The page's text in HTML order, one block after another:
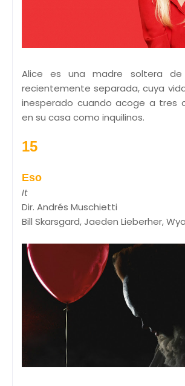
Alice es una madre soltera de
recientemente separada, cuya
inesperado cuando acoge a tres
en su casa como inquilinos.
15
Eso
It
Dir. Andrés Muschietti
Bill Skarsgard, Jaeden Lieberher,